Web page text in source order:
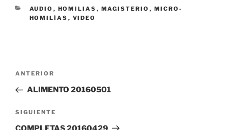
CATEGORÍAS
AUDIO , HOMILIAS , MAGISTERIO , MICRO-
HOMILÍAS , VIDEO
Navegación
entradas
Entrada
anterior:
ANTERIOR
ALIMENTO 20160501
Siguiente
entrada
SIGUIENTE